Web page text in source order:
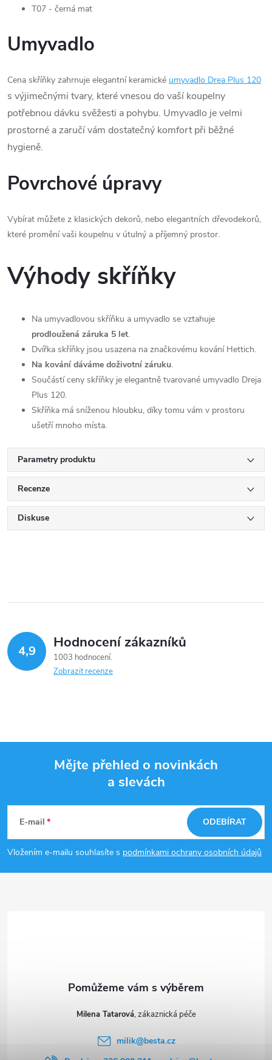
T07 - černá mat
Umyvadlo
Cena skříňky zahrnuje elegantní keramické umyvadlo Drea Plus 120
s výjimečnými tvary, které vnesou do vaší koupelny
potřebnou dávku svěžesti a pohybu. Umyvadlo je velmi
prostorné a zaručí vám dostatečný komfort při běžné
hygieně.
Povrchové úpravy
Vybírat můžete z klasických dekorů, nebo elegantních dřevodekorů,
které promění vaši koupelnu v útulný a příjemný prostor.
Výhody skříňky
Na umyvadlovou skříňku a umyvadlo se vztahuje
prodloužená záruka 5 let.
Dvířka skříňky jsou usazena na značkovému kování Hettich.
Na kování dáváme doživotní záruku.
Součástí ceny skříňky je elegantně tvarované umyvadlo Dreja
Plus 120.
Skříňka má sníženou hloubku, díky tomu vám v prostoru
ušetří mnoho místa.
Parametry produktu
Recenze
Diskuse
4,9 Hodnocení zákazníků
1003 hodnocení
Zobrazit recenze
p
Mějte přehled o novinkách
a slevách
E-mail
Vložením e-mailu souhlasíte s podmínkami ochrany osobních údajů
ODEBÍRAT
Milena Tatarová
milik@besta.cz